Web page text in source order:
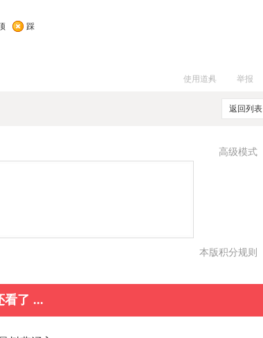
踩
使用道具 举报
返回列表
高级模式
本版积分规则
看了 ...